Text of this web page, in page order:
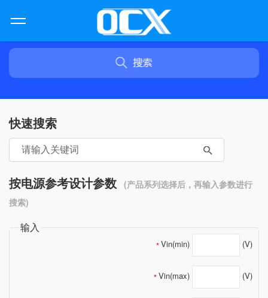
快速搜索
按电源参考设计参数 (产品系列选择后，再输入参数进行
搜索)
输入
*Vin(min) (V)
*Vin(max) (V)